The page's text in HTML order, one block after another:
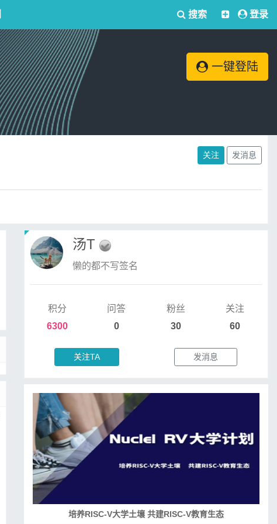
搜索 登录
一键登陆
关注 发消息
汤T
懒的都不写签名
积分
6300
问答
0
粉丝
30
关注
60
关注TA 发消息
培养RISC-V大学土壤 共建RISC-V教育生态